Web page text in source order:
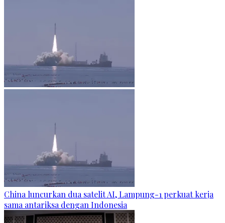
China luncurkan dua satelit AI, Lampung-1 perkuat kerja
sama antariksa dengan Indonesia